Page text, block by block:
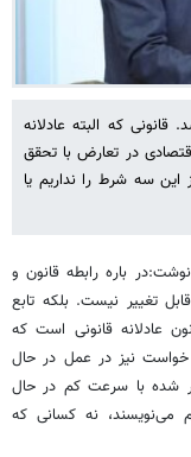
که البته عادلانه
در تعارض با تحقق
سه شرط را نداریم یا
باره رابطه قانون و
تغییر نیست. بلکه تابع
عادلانه قانونی است که
نیز در عمل در حال
شده با سرعت کم در حال
می‌نویسند، نه کسانی که